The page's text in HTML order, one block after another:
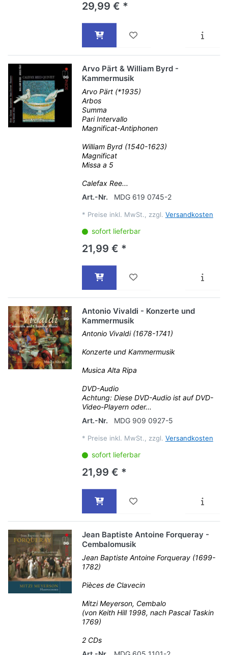
29,99 € *
Arvo Pärt & William Byrd -
Kammermusik
Arvo Pärt (*1935)
Arbos
Summa
Pari Intervallo
Magnificat-Antiphonen
William Byrd (1540-1623)
Magnificat
Missa a 5
Calefax Ree...
Art.-Nr.
MDG 619 0745-2
* Preise inkl. MwSt., zzgl. Versandkosten
sofort lieferbar
21,99 € *
Antonio Vivaldi - Konzerte und
Kammermusik
Antonio Vivaldi (1678-1741)
Konzerte und Kammermusik
Musica Alta Ripa
DVD-Audio
Achtung: Diese DVD-Audio ist auf DVD-
Video-Playern oder...
Art.-Nr.
MDG 909 0927-5
* Preise inkl. MwSt., zzgl. Versandkosten
sofort lieferbar
21,99 € *
Jean Baptiste Antoine Forqueray -
Cembalomusik
Jean Baptiste Antoine Forqueray (1699-
1782)
Pièces de Clavecin
Mitzi Meyerson, Cembalo
(von Keith Hill 1998, nach Pascal Taskin
1769)
2 CDs